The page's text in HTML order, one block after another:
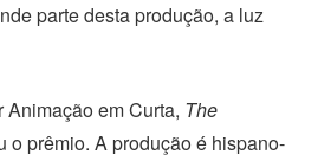
parte desta produção, a luz
em Curta, The
o prêmio. A produção é hispano-